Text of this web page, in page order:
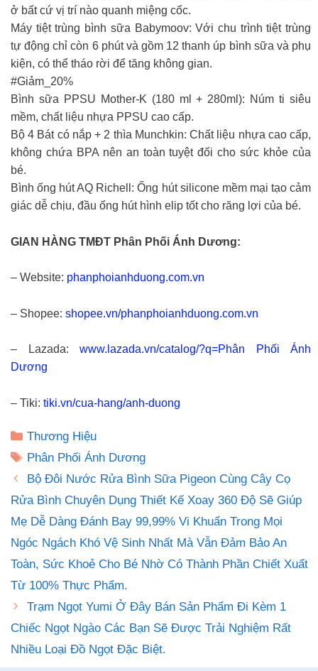
ở bất cứ vị trí nào quanh miệng cốc.
Máy tiệt trùng bình sữa Babymoov: Với chu trình tiệt trùng
tự động chỉ còn 6 phút và gồm 12 thanh úp bình sữa và phụ
kiện, có thể tháo rời để tăng không gian.
#Giảm_20%
Bình sữa PPSU Mother-K (180 ml + 280ml): Núm ti siêu
mềm, chất liệu nhựa PPSU cao cấp.
Bộ 4 Bát có nắp + 2 thìa Munchkin: Chất liệu nhựa cao cấp,
không chứa BPA nên an toàn tuyệt đối cho sức khỏe của
bé.
Bình ống hút AQ Richell: Ống hút silicone mềm mại tạo cảm
giác dễ chịu, đầu ống hút hình elip tốt cho răng lợi của bé.
GIAN HÀNG TMĐT Phân Phối Ánh Dương:
– Website: phanphoianhduong.com.vn
– Shopee: shopee.vn/phanphoianhduong.com.vn
– Lazada: www.lazada.vn/catalog/?q=Phân Phối Ánh
Dương
– Tiki: tiki.vn/cua-hang/anh-duong
Danh
mục
Thương Hiệu
Thẻ
Phân Phối Ánh Dương
Bộ Đôi Nước Rửa Bình Sữa Pigeon Cùng Cây Cọ
Rửa Bình Chuyên Dụng Thiết Kế Xoay 360 Độ Sẽ Giúp
Mẹ Dễ Dàng Đánh Bay 99,99% Vi Khuẩn Trong Mọi
Ngóc Ngách Khó Vệ Sinh Nhất Mà Vẫn Đảm Bảo An
Toàn, Sức Khoẻ Cho Bé Nhờ Có Thành Phần Chiết Xuất
Từ 100% Thực Phẩm.
Trạm Ngọt Yumi Ở Đây Bán Sản Phẩm Đi Kèm 1
Chiếc Ngọt Ngào Các Bạn Sẽ Được Trải Nghiệm Rất
Nhiều Loại Đồ Ngọt Đặc Biệt.